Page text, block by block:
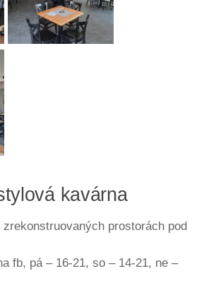
kavárna
zrekonstruovaných prostorách pod
fb, pá – 16-21, so – 14-21, ne –